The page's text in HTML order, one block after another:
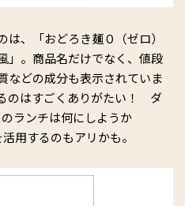
、「おどろき麺０（ゼロ）
」。商品名だけでなく、値段
などの成分も表示されていま
のはすごくありがたい！ ダ
ランチは何にしようか
用するのもアリかも。